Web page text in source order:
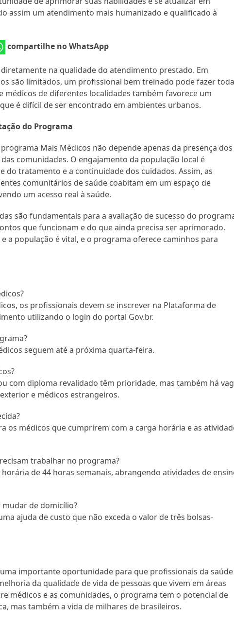
assim um atendimento mais humanizado e qualificado à
compartilhe no WhatsApp
na qualidade do atendimento prestado. Em
são limitados, um profissional bem treinado pode fazer
médicos de diferentes localidades também favorece um
é difícil de ser encontrado em ambientes urbanos.
do Programa
Mais Médicos não depende apenas da presença dos
comunidades. O engajamento da população local é
tratamento e a continuidade dos cuidados. Assim, as
comunitários de saúde coabitam em um espaço de
um acesso real à saúde.
são fundamentais para a avaliação de sucesso do
que funcionam e do que ainda precisa ser aprimorado.
a população é vital, e o programa oferece caminhos para
os profissionais devem se inscrever na Plataforma de
utilizando o login do portal Gov.br.
seguem até a próxima quarta-feira.
com diploma revalidado têm prioridade, mas também há
e médicos estrangeiros.
os médicos que cumprirem com a carga horária e as
trabalhar no programa?
de 44 horas semanais, abrangendo atividades de
de domicílio?
ajuda de custo que não exceda o valor de três bolsas-
importante oportunidade para que profissionais da saúde
da qualidade de vida de pessoas que vivem em áreas
médicos e as comunidades, o programa tem o potencial de
mas também a vida de milhares de brasileiros.